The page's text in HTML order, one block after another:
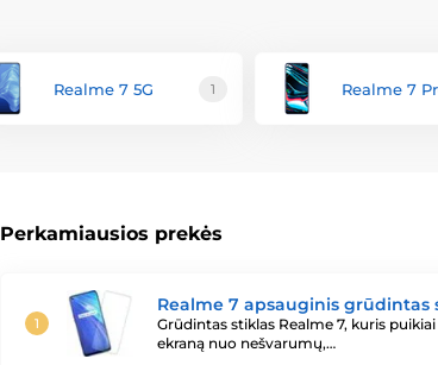
Realme 7 5G 1 Realme 7
Perkamiausios prekės
Realme 7 apsauginis grūdintas
Grūdintas stiklas Realme 7, kuris
ekraną nuo nešvarumų,…